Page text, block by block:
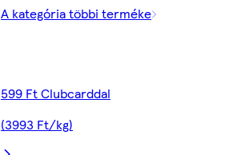
A kategória többi terméke
599 Ft Clubcarddal
(3993 Ft/kg)